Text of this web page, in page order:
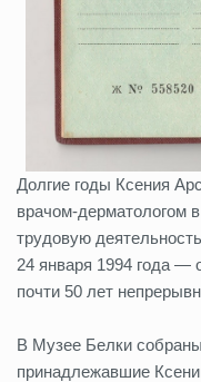
Долгие годы Ксения
врачом-дерматологом
трудовую
24 января 1994 года
почти 50 лет
В Музее Белки
принадлежавшие